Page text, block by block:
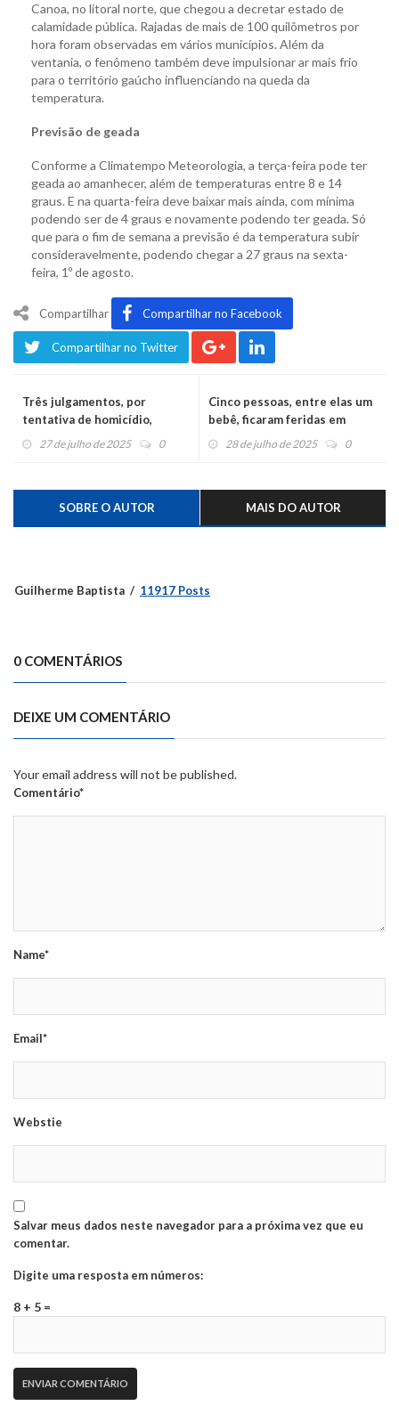
Canoa, no litoral norte, que chegou a decretar estado de
calamidade pública. Rajadas de mais de 100 quilômetros por
hora foram observadas em vários municípios. Além da
ventania, o fenômeno também deve impulsionar ar mais frio
para o território gaúcho influenciando na queda da
temperatura.
Previsão de geada
Conforme a Climatempo Meteorologia, a terça-feira pode ter
geada ao amanhecer, além de temperaturas entre 8 e 14
graus. E na quarta-feira deve baixar mais ainda, com mínima
podendo ser de 4 graus e novamente podendo ter geada. Só
que para o fim de semana a previsão é da temperatura subir
consideravelmente, podendo chegar a 27 graus na sexta-
feira, 1º de agosto.
Compartilhar Compartilhar no Facebook
Compartilhar no Twitter
Três julgamentos, por
tentativa de homicídio,
marcados para entre agosto
27 de julho de 2025 0
Cinco pessoas, entre elas um
bebê, ficaram feridas em
acidente na ERS-452
28 de julho de 2025 0
SOBRE O AUTOR MAIS DO AUTOR
Guilherme Baptista 11917 Posts
0 COMENTÁRIOS
DEIXE UM COMENTÁRIO
Your email address will not be published.
Comentário*
Name*
Email*
Webstie
Salvar meus dados neste navegador para a próxima vez que eu
comentar.
Digite uma resposta em números:
8 + 5 =